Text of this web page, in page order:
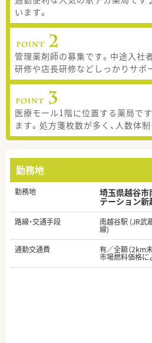
います。
管理薬剤師の募集です。中途入社
研修や店長研修などしっかりサポ
医療モール1階に位置する薬局で
ます。処方箋枚数が多く、人数体
勤務地
勤務地 埼玉県越谷
テーション新
路線・交通手段 南越谷駅 (JR武
線)
通勤交通費
有／全額（2km
市場燃料価格に